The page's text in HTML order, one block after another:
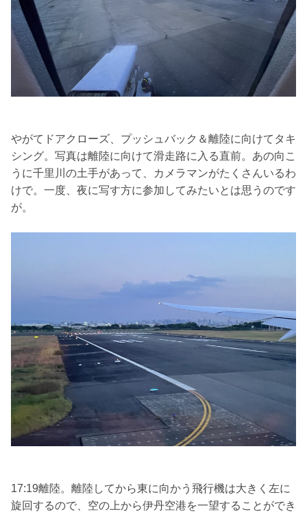
やがてドアクローズ、プッシュバック＆離陸に向けてタキ
シング。写真は離陸に向けて滑走路に入る直前。あの向こ
うに千里川の土手があって、カメラマンがたくさんいるわ
けで。一度、夜に写す方に参加してみたいとは思うのです
が。
17:19離陸。離陸してから東に向かう飛行機は大きく左に
旋回するので、空の上から伊丹空港を一望することができ